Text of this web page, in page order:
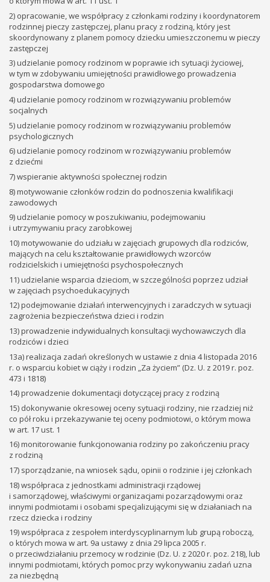
2) opracowanie, we współpracy z członkami rodziny i koordynatorem
rodzinnej pieczy zastępczej, planu pracy z rodziną, który jest
skoordynowany z planem pomocy dziecku umieszczonemu w pieczy
zastępczej
3) udzielanie pomocy rodzinom w poprawie ich sytuacji życiowej,
w tym w zdobywaniu umiejętności prawidłowego prowadzenia
gospodarstwa domowego
4) udzielanie pomocy rodzinom w rozwiązywaniu problemów
socjalnych
5) udzielanie pomocy rodzinom w rozwiązywaniu problemów
psychologicznych
6) udzielanie pomocy rodzinom w rozwiązywaniu problemów
z dziećmi
7) wspieranie aktywności społecznej rodzin
8) motywowanie członków rodzin do podnoszenia kwalifikacji
zawodowych
9) udzielanie pomocy w poszukiwaniu, podejmowaniu
i utrzymywaniu pracy zarobkowej
10) motywowanie do udziału w zajęciach grupowych dla rodziców,
mających na celu kształtowanie prawidłowych wzorców
rodzicielskich i umiejętności psychospołecznych
11) udzielanie wsparcia dzieciom, w szczególności poprzez udział
w zajęciach psychoedukacyjnych
12) podejmowanie działań interwencyjnych i zaradczych w sytuacji
zagrożenia bezpieczeństwa dzieci i rodzin
13) prowadzenie indywidualnych konsultacji wychowawczych dla
rodziców i dzieci
13a) realizacja zadań określonych w ustawie z dnia 4 listopada 2016
r. o wsparciu kobiet w ciąży i rodzin „Za życiem” (Dz. U. z 2019 r. poz.
473 i 1818)
14) prowadzenie dokumentacji dotyczącej pracy z rodziną
15) dokonywanie okresowej oceny sytuacji rodziny, nie rzadziej niż
co pół roku i przekazywanie tej oceny podmiotowi, o którym mowa
w art. 17 ust. 1
16) monitorowanie funkcjonowania rodziny po zakończeniu pracy
z rodziną
17) sporządzanie, na wniosek sądu, opinii o rodzinie i jej członkach
18) współpraca z jednostkami administracji rządowej
i samorządowej, właściwymi organizacjami pozarządowymi oraz
innymi podmiotami i osobami specjalizującymi się w działaniach na
rzecz dziecka i rodziny
19) współpraca z zespołem interdyscyplinarnym lub grupą roboczą,
o których mowa w art. 9a ustawy z dnia 29 lipca 2005 r.
o przeciwdziałaniu przemocy w rodzinie (Dz. U. z 2020 r. poz. 218), lub
innymi podmiotami, których pomoc przy wykonywaniu zadań uzna
za niezbędną